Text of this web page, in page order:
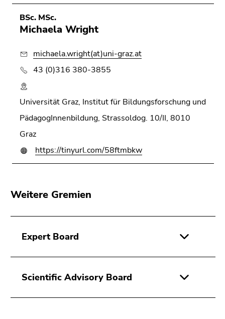
BSc. MSc.
Michaela Wright
michaela.wright(at)uni-graz.at
43 (0)316 380-3855
Universität Graz, Institut für Bildungsforschung und
PädagogInnenbildung, Strassoldog. 10/II, 8010
Graz
https://tinyurl.com/58ftmbkw
Weitere Gremien
Expert Board
Scientific Advisory Board